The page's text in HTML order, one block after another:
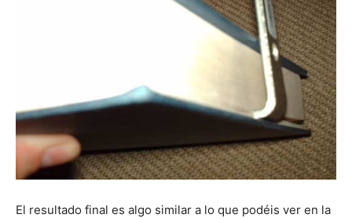
El resultado final es algo similar a lo que podéis ver en la